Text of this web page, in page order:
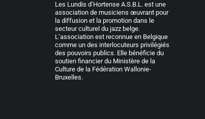
Les Lundis d’Hortense A.S.B.L. est une
association de musiciens œuvrant pour
la diffusion et la promotion dans le
secteur culturel du jazz belge.
L’association est reconnue en Belgique
comme un des interlocuteurs privilégiés
des pouvoirs publics. Elle bénéficie du
soutien financier du Ministère de la
Culture de la Fédération Wallonie-
Bruxelles.